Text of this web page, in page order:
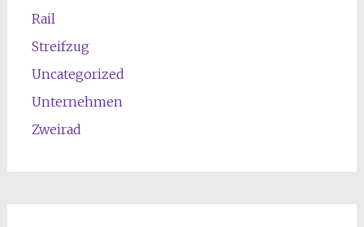
Rail
Streifzug
Uncategorized
Unternehmen
Zweirad